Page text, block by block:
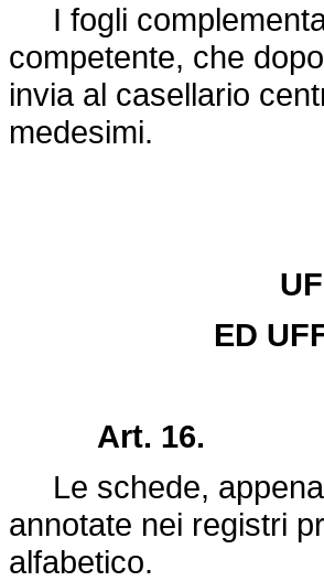
I fogli
competente, che
invia al casellario
medesimi.
ED
Art. 16.
Le schede, appena
annotate nei registri
alfabetico.